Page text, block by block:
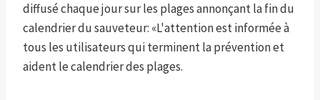
diffusé chaque jour sur les plages annonçant la fin du
calendrier du sauveteur: «L'attention est informée à
tous les utilisateurs qui terminent la prévention et
aident le calendrier des plages.